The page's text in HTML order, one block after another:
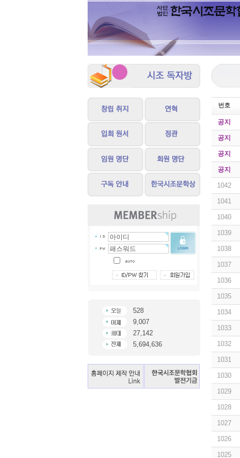
528
9,007
27,142
5,694,636
번호
공지
공지
공지
공지
1042
1041
1040
1039
1038
1037
1036
1035
1034
1033
1032
1031
1030
1029
1028
1027
1026
1025